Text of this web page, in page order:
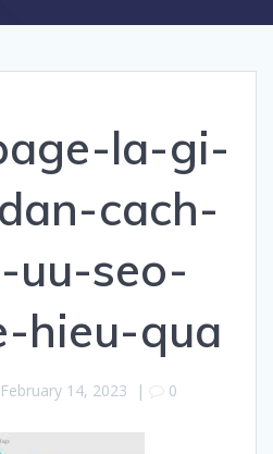
la-gi-
cach-
uu-seo-
hieu-qua
February 14, 2023 | 0